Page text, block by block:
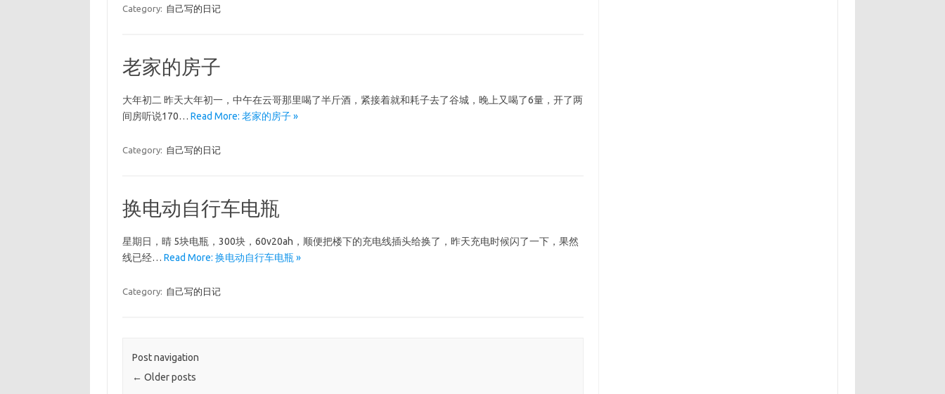
Category: 自己写的日记
老家的房子
大年初二 昨天大年初一，中午在云哥那里喝了半斤酒，紧接着就和耗子去了谷城，晚上又喝了6量，开了两
间房听说170… Read More: 老家的房子 »
Category: 自己写的日记
换电动自行车电瓶
星期日，晴 5块电瓶，300块，60v20ah，顺便把楼下的充电线插头给换了，昨天充电时候闪了一下，果然
线已经… Read More: 换电动自行车电瓶 »
Category: 自己写的日记
Post navigation
← Older posts